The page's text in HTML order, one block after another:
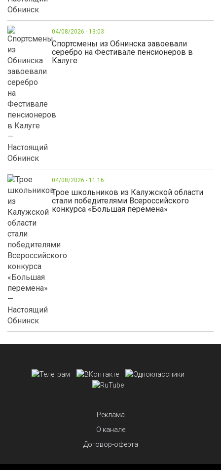
04/08/2026 - 13:03
Спортсмены из Обнинска завоевали
серебро на Фестивале пенсионеров в
Калуге
04/08/2026 - 11:16
Трое школьников из Калужской области
стали победителями Всероссийского
конкурса «Большая перемена»
Реклама
О канале
Договор-оферта